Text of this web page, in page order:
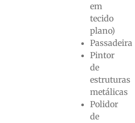
em
tecido
plano)
Passadeira
Pintor
de
estruturas
metálicas
Polidor
de